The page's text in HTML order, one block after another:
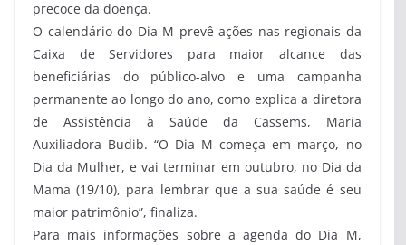
precoce da doença.
O calendário do Dia M prevê ações nas regionais da
Caixa de Servidores para maior alcance das
beneficiárias do público-alvo e uma campanha
permanente ao longo do ano, como explica a diretora
de Assistência à Saúde da Cassems, Maria
Auxiliadora Budib. “O Dia M começa em março, no
Dia da Mulher, e vai terminar em outubro, no Dia da
Mama (19/10), para lembrar que a sua saúde é seu
maior patrimônio”, finaliza.
Para mais informações sobre a agenda do Dia M,